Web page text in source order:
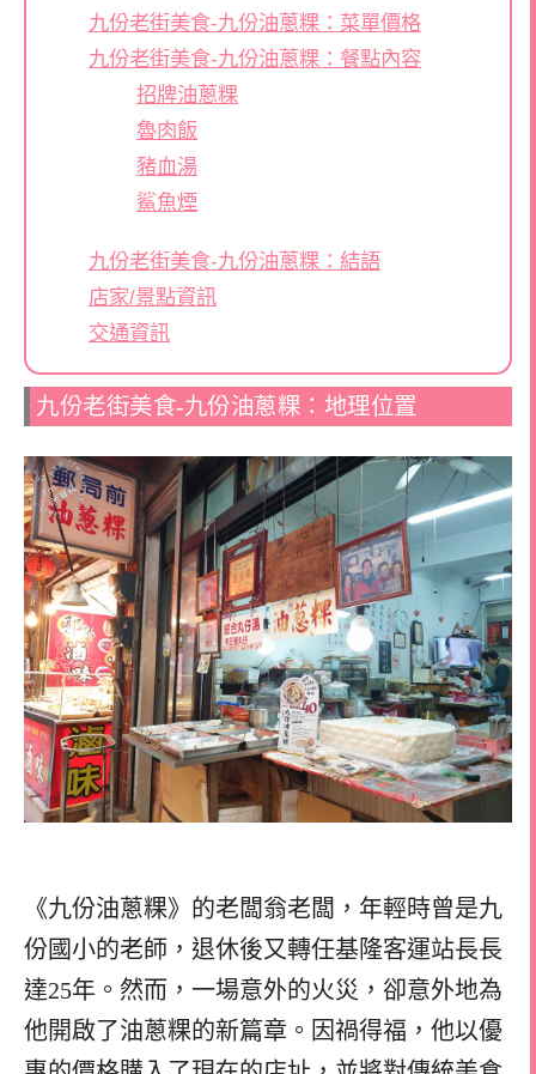
九份老街美食-九份油蔥粿：菜單價格
九份老街美食-九份油蔥粿：餐點內容
招牌油蔥粿
魯肉飯
豬血湯
鯊魚煙
九份老街美食-九份油蔥粿：結語
店家/景點資訊
交通資訊
九份老街美食-九份油蔥粿：地理位置
《九份油蔥粿》的老闆翁老闆，年輕時曾是九
份國小的老師，退休後又轉任基隆客運站長長
達25年。然而，一場意外的火災，卻意外地為
他開啟了油蔥粿的新篇章。因禍得福，他以優